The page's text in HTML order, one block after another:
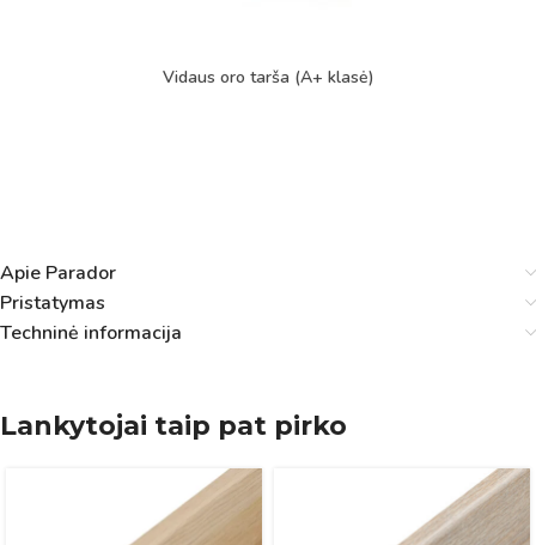
Vidaus oro tarša (A+ klasė)
Apie Parador
Pristatymas
Techninė informacija
Lankytojai taip pat pirko